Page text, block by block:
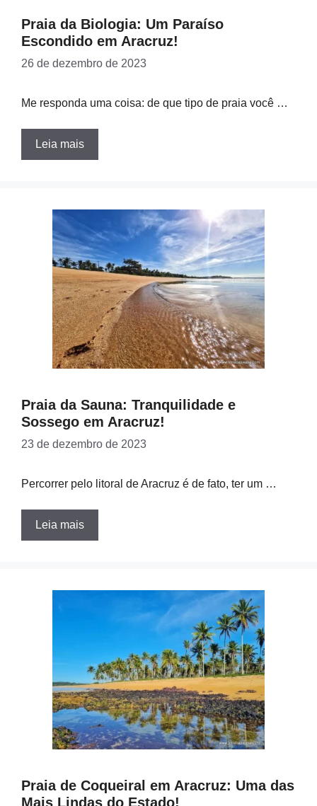
Praia da Biologia: Um Paraíso
Escondido em Aracruz!
26 de dezembro de 2023
Me responda uma coisa: de que tipo de praia você …
Leia mais
Praia da Sauna: Tranquilidade e
Sossego em Aracruz!
23 de dezembro de 2023
Percorrer pelo litoral de Aracruz é de fato, ter um …
Leia mais
Praia de Coqueiral em Aracruz: Uma das
Mais Lindas do Estado!